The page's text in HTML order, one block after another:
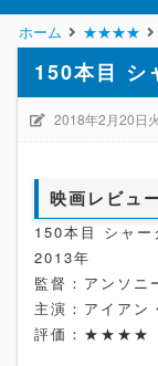
ホーム ★★★★
150本目 シ
2018年2月20日
映画レビュ
150本目 シャ
2013年
監督：アンソニ
主演：アイアン
評価：★★★★